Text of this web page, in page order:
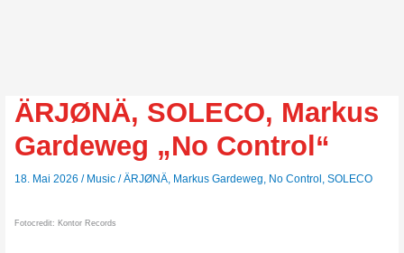
ÄRJØNÄ, SOLECO, Markus
Gardeweg „No Control“
18. Mai 2026/ Music /ÄRJØNÄ Markus Gardeweg No Control ,SOLECO
Fotocredit: Kontor Records